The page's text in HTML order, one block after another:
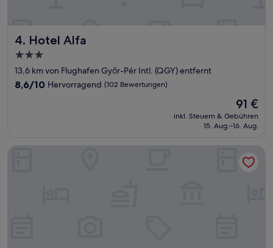
4. Hotel Alfa
Hotel Alfa
3.0-
Sterne-
Unterkunft
13,6 km von Flughafen Győr-Pér Intl. (QGY) entfernt
8.6
8,6/10 Hervorragend (102 Bewertungen)
Der
Preis
beträgt
91 €
inkl. Steuern & Gebühren
15. Aug.–16. Aug.